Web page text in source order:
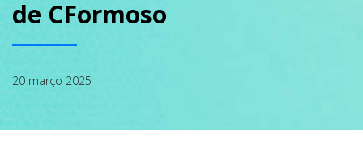
PODCAST
de CFormoso
20 março 2025